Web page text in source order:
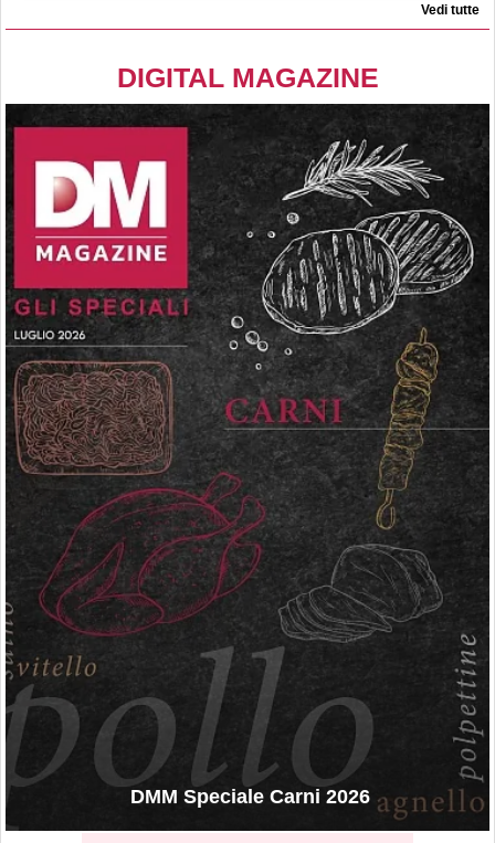
Vedi tutte
DIGITAL MAGAZINE
DMM Speciale Carni 2026